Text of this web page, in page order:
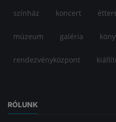
színház koncert
múzeum galéria
rendezvényközpont
RÓLUNK